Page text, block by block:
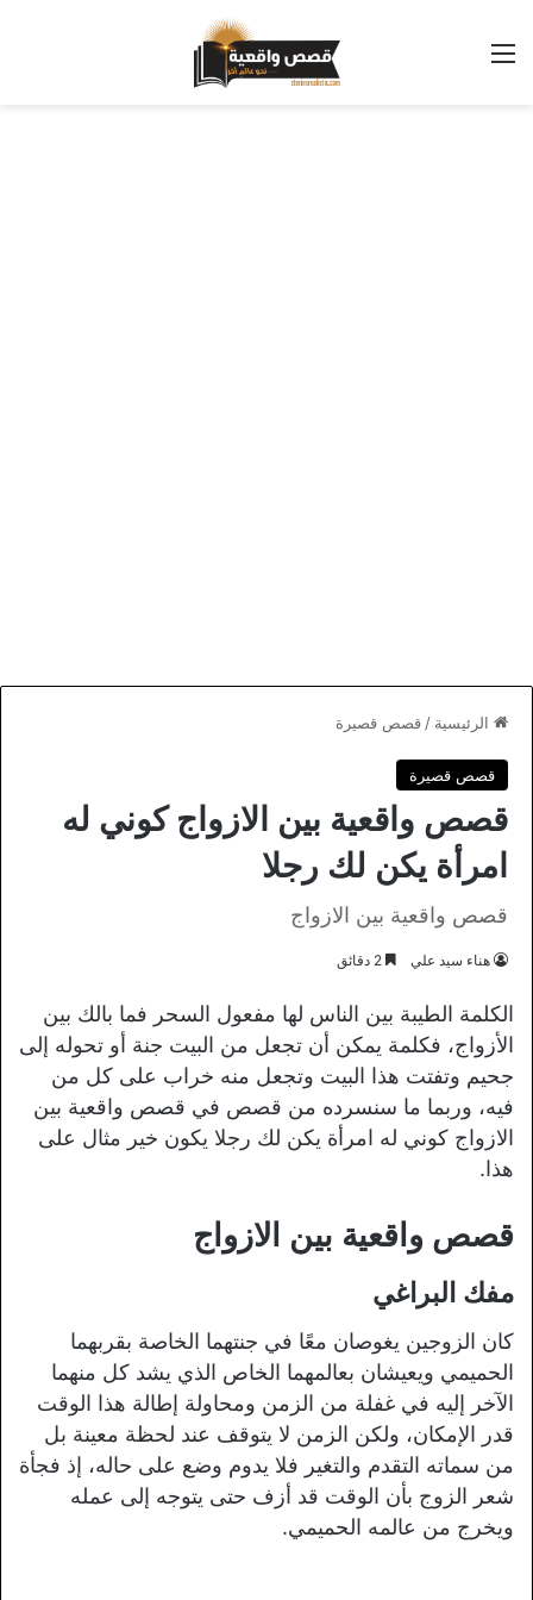
القائمة
الرئيسية / قصص قصيرة
قصص قصيرة
قصص واقعية بين الازواج كوني له
امرأة يكن لك رجلا
قصص واقعية بين الازواج
هناء سيد علي
الكلمة الطيبة بين الناس لها مفعول السحر فما بالك بين
الأزواج، فكلمة يمكن أن تجعل من البيت جنة أو تحوله إلى
جحيم وتفتت هذا البيت وتجعل منه خراب على كل من
فيه، وربما ما سنسرده من قصص في قصص واقعية بين
الازواج كوني له امرأة يكن لك رجلا يكون خير مثال على
هذا.
قصص واقعية بين الازواج
مفك البراغي
كان الزوجين يغوصان معًا في جنتهما الخاصة بقربهما
الحميمي ويعيشان بعالمهما الخاص الذي يشد كل منهما
الآخر إليه في غفلة من الزمن ومحاولة إطالة هذا الوقت
قدر الإمكان، ولكن الزمن لا يتوقف عند لحظة معينة بل
من سماته التقدم والتغير فلا يدوم وضع على حاله، إذ فجأة
شعر الزوج بأن الوقت قد أزف حتى يتوجه إلى عمله
ويخرج من عالمه الحميمي.